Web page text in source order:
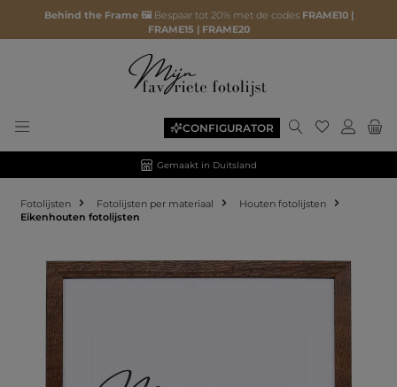
Behind the Frame 🖼️ Bespaar tot 20% met de codes FRAME10 |
FRAME15 | FRAME20
CONFIGURATOR
Gemaakt in Duitsland
Fotolijsten Fotolijsten per materiaal
Houten fotolijsten
Eikenhouten fotolijsten
Afbeeldingengalerij overslaan